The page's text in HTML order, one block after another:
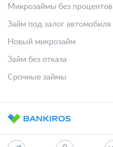
Микрозаймы без процентов
Займ под залог автомобиля
Новый микрозайм
Займ без отказа
Срочные займы